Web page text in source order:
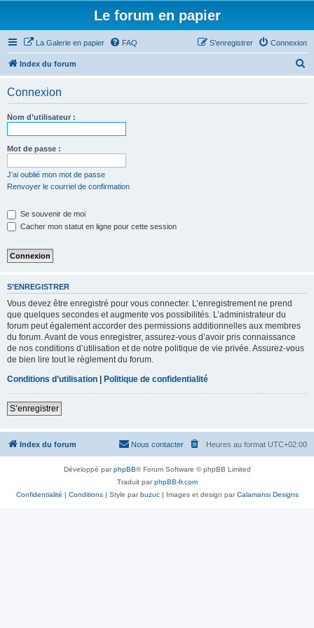
Le forum en papier
La Galerie en papier FAQ Connexion
S’enregistrer
Index du forum
Connexion
Nom d’utilisateur :
Mot de passe :
J’ai oublié mon mot de passe
Renvoyer le courriel de confirmation
Se souvenir de moi
Cacher mon statut en ligne pour cette session
S’ENREGISTRER
Vous devez être enregistré pour vous connecter. L’enregistrement ne prend
que quelques secondes et augmente vos possibilités. L’administrateur du
forum peut également accorder des permissions additionnelles aux membres
du forum. Avant de vous enregistrer, assurez-vous d’avoir pris connaissance
de nos conditions d’utilisation et de notre politique de vie privée. Assurez-vous
de bien lire tout le règlement du forum.
Conditions d’utilisation | Politique de confidentialité
S’enregistrer
Index du forum Heures au format UTC+02:00
Nous contacter
Développé parphpBB® Forum Software © phpBB Limited
Traduit parphpBB-fr.com
Confidentialité | Conditions| Style parbuzuc| Images et design parCalamansi Designs